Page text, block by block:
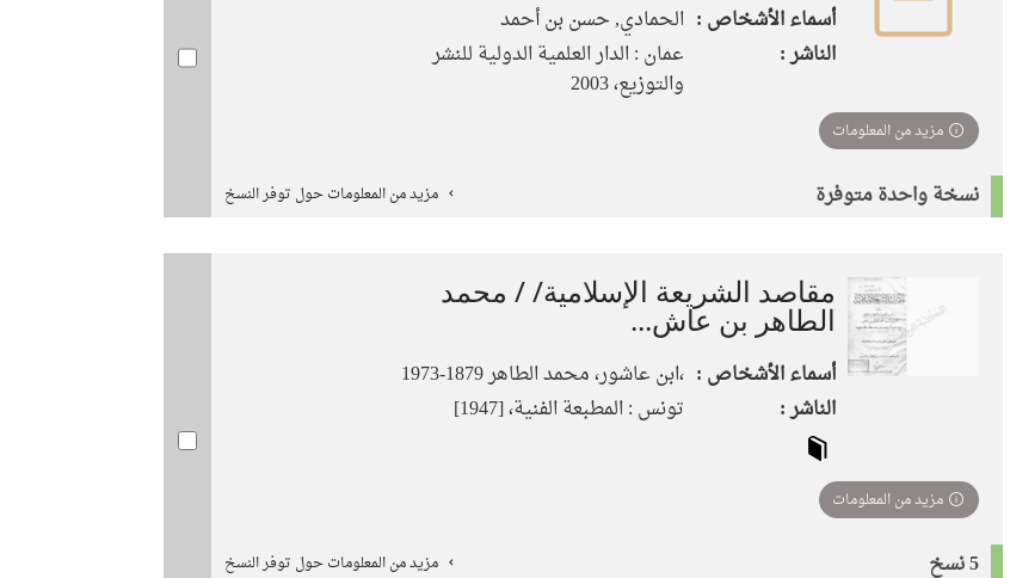
أسماء الأشخاص : الحمادي, حسن بن أحمد
الناشر :
عمان : الدار العلمية الدولية للنشر
والتوزيع، 2003
مزيد من المعلومات
نسخة واحدة متوفرة مزيد من المعلومات حول توفر النسخ
مقاصد الشريعة الإسلامية/ / محمد
الطاهر بن عاش...
أسماء الأشخاص : ،ابن عاشور، محمد الطاهر 1879-1973
الناشر :
تونس : المطبعة الفنية، [1947]
مزيد من المعلومات
5 نسخ مزيد من المعلومات حول توفر النسخ